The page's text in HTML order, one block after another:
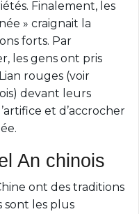
Finalement, les
» craignait la
forts. Par
les gens ont pris
rouges (voir
devant leurs
et d’accrocher
An chinois
ont des traditions
sont les plus